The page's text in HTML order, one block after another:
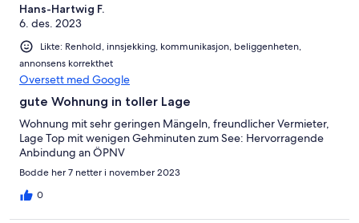
Hans-Hartwig F.
6. des. 2023
Likte: Renhold, innsjekking, kommunikasjon, beliggenheten,
annonsens korrekthet
Oversett med Google
gute Wohnung in toller Lage
Wohnung mit sehr geringen Mängeln, freundlicher Vermieter,
Lage Top mit wenigen Gehminuten zum See: Hervorragende
Anbindung an ÖPNV
Bodde her 7 netter i november 2023
0